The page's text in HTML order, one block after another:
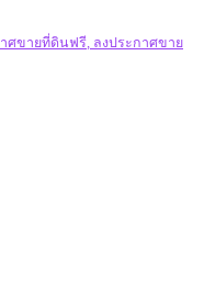
ศขายที่ดินฟรี, ลงประกาศขาย